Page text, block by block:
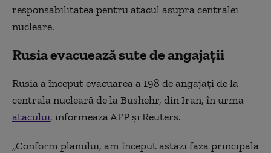
responsabilitatea pentru atacul asupra centralei
nucleare.
Rusia evacuează sute de angajații
Rusia a început evacuarea a 198 de angajaţi de la
centrala nucleară de la Bushehr, din Iran, în urma
atacului, informează AFP şi Reuters.
„Conform planului, am început astăzi faza principală